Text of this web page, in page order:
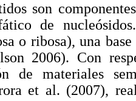
son
de
o ribosa), una
2006). Con
de materiales
et al. (2007),